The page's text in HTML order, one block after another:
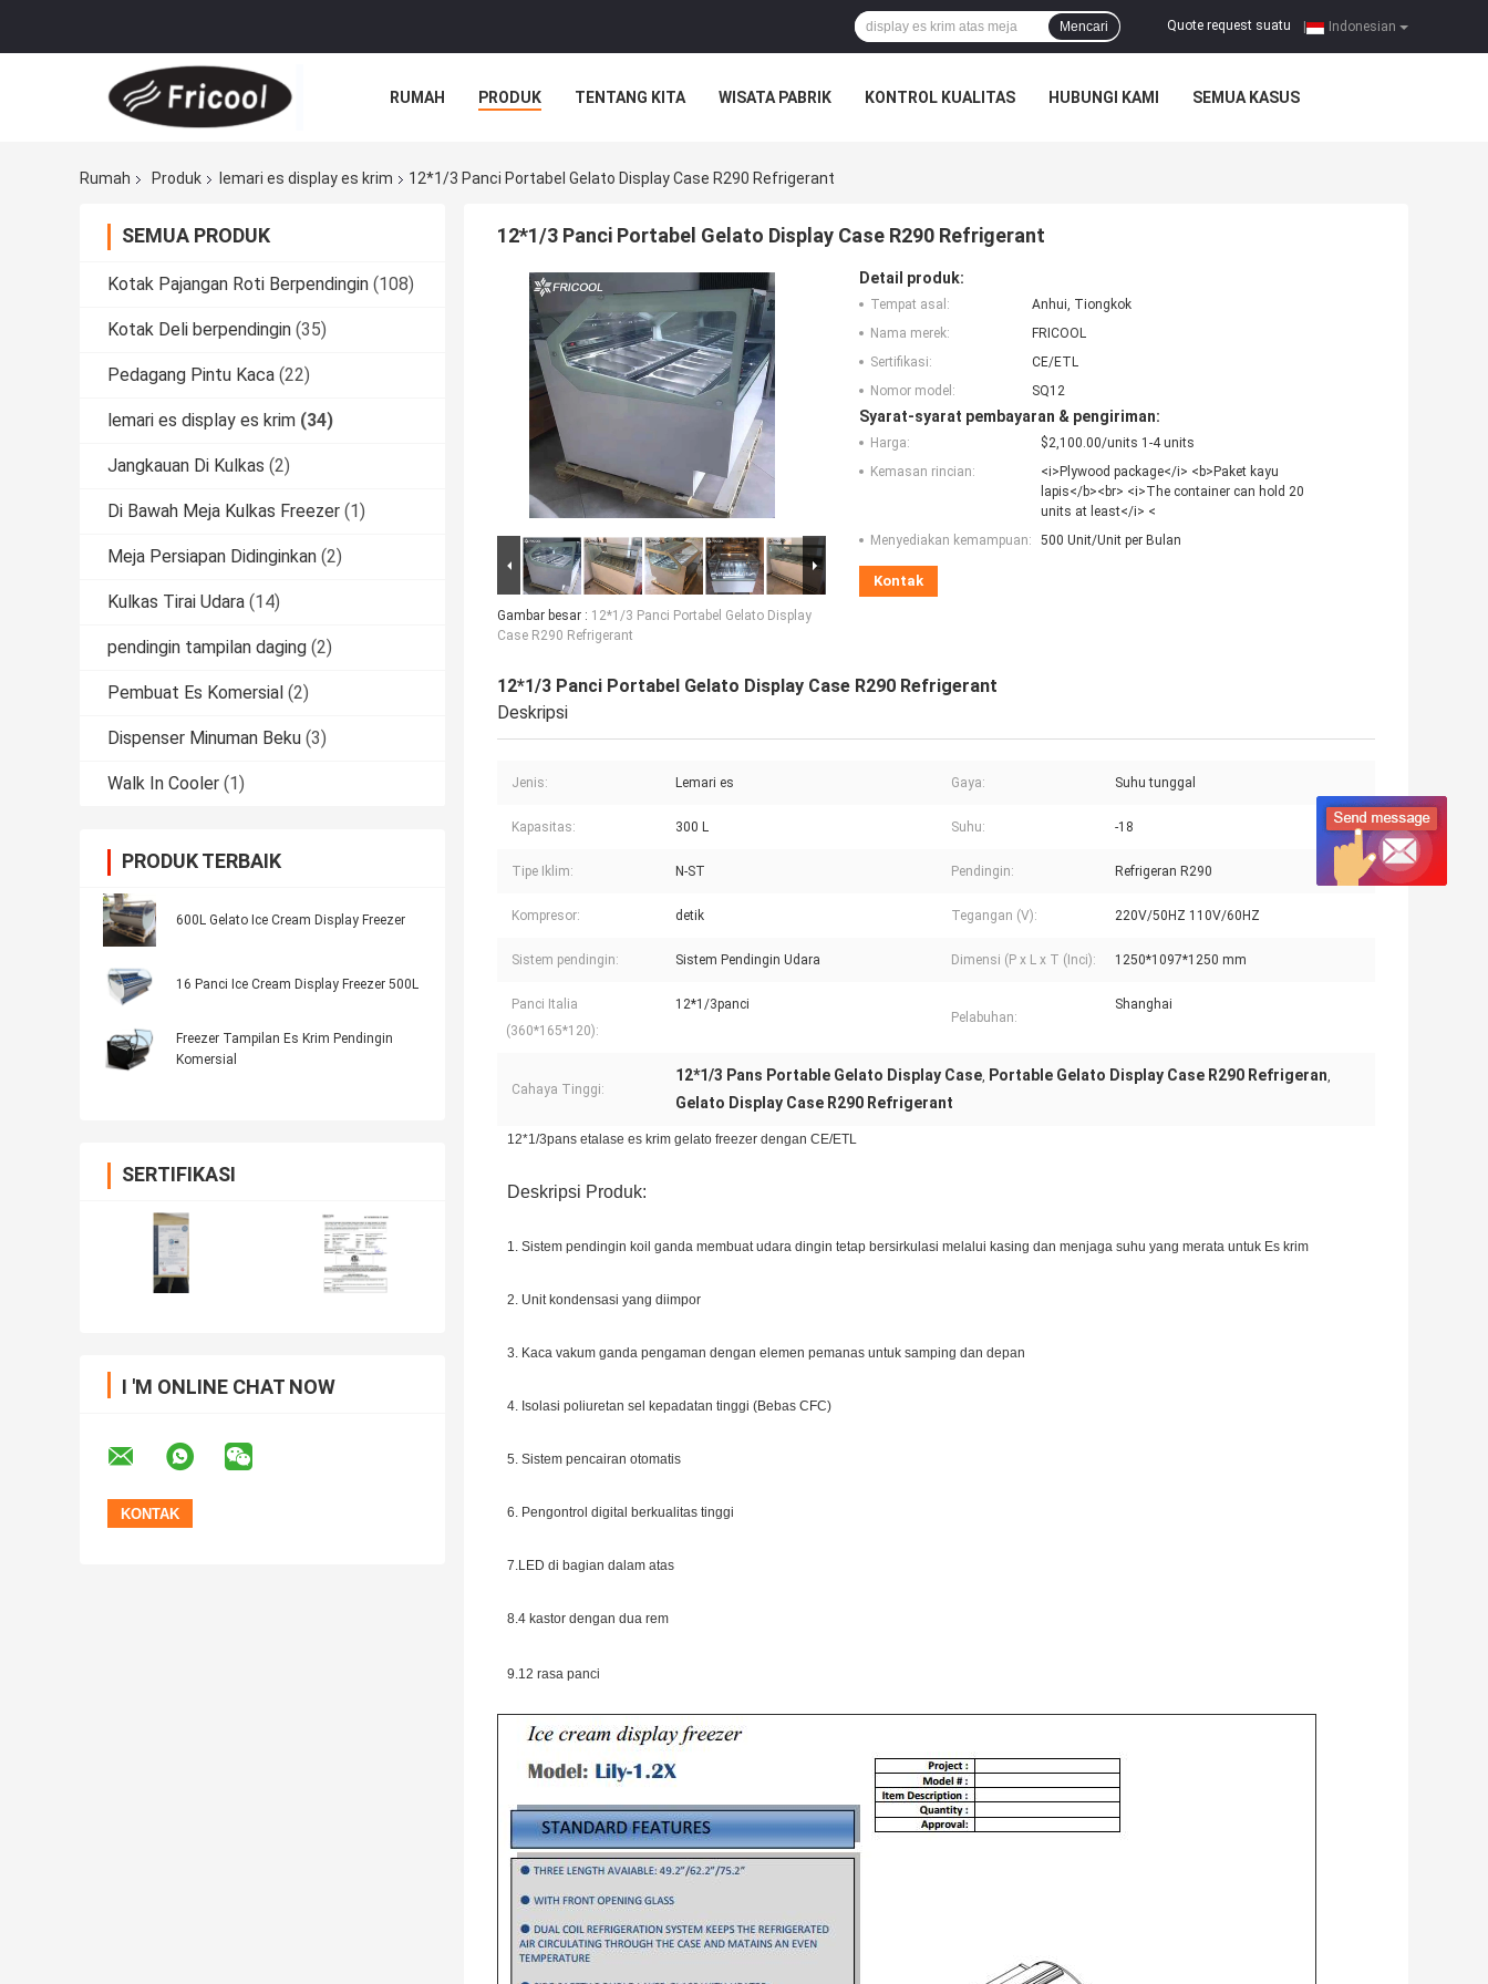
Indonesian
Quote request suatu
Mencari
RUMAH PRODUK TENTANG KITA WISATA PABRIK KONTROL KUALITAS HUBUNGI KAMI SEMUA KASUS
Rumah Produk lemari es display es krim 12*1/3 Panci Portabel Gelato Display Case R290 Refrigerant
SEMUA PRODUK
Kotak Pajangan Roti Berpendingin (108)
Kotak Deli berpendingin (35)
Pedagang Pintu Kaca (22)
lemari es display es krim (34)
Jangkauan Di Kulkas (2)
Di Bawah Meja Kulkas Freezer (1)
Meja Persiapan Didinginkan (2)
Kulkas Tirai Udara (14)
pendingin tampilan daging (2)
Pembuat Es Komersial (2)
Dispenser Minuman Beku (3)
Walk In Cooler (1)
PRODUK TERBAIK
600L Gelato Ice Cream Display Freezer
16 Panci Ice Cream Display Freezer 500L
Freezer Tampilan Es Krim Pendingin
Komersial
SERTIFIKASI
I 'M ONLINE CHAT NOW
12*1/3 Panci Portabel Gelato Display Case R290 Refrigerant
Gambar besar : 12*1/3 Panci Portabel Gelato Display
Case R290 Refrigerant
Detail produk:
Tempat asal:
Anhui, Tiongkok
Nama merek:
FRICOOL
Sertifikasi:
CE/ETL
Nomor model:
SQ12
Syarat-syarat pembayaran & pengiriman:
Harga:
$2,100.00/units 1-4 units
Kemasan rincian:
<i>Plywood package</i> <b>Paket kayu
lapis</b><br> <i>The container can hold 20
units at least</i> <
Menyediakan kemampuan:
500 Unit/Unit per Bulan
Kontak
12*1/3 Panci Portabel Gelato Display Case R290 Refrigerant
Deskripsi
Jenis: Lemari es Gaya: Suhu tunggal
Kapasitas: 300 L Suhu: -18
Tipe Iklim: N-ST Pendingin: Refrigeran R290
Kompresor: detik Tegangan (V): 220V/50HZ 110V/60HZ
Sistem pendingin: Sistem Pendingin Udara Dimensi (P x L x T (Inci): 1250*1097*1250 mm
Panci Italia
(360*165*120):
12*1/3panci
Pelabuhan:
Shanghai
Cahaya Tinggi:
12*1/3 Pans Portable Gelato Display Case, Portable Gelato Display Case R290 Refrigeran,
Gelato Display Case R290 Refrigerant
12*1/3pans etalase es krim gelato freezer dengan CE/ETL
Deskripsi Produk:
1. Sistem pendingin koil ganda membuat udara dingin tetap bersirkulasi melalui kasing dan menjaga suhu yang merata untuk Es krim
2. Unit kondensasi yang diimpor
3. Kaca vakum ganda pengaman dengan elemen pemanas untuk samping dan depan
4. Isolasi poliuretan sel kepadatan tinggi (Bebas CFC)
5. Sistem pencairan otomatis
6. Pengontrol digital berkualitas tinggi
7.LED di bagian dalam atas
8.4 kastor dengan dua rem
9.12 rasa panci